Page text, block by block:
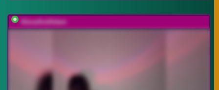
AlexaAndAdam